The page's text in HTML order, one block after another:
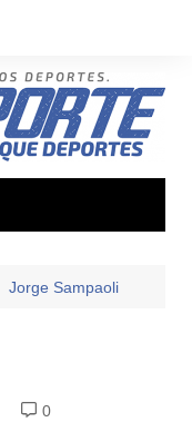
Jorge Sampaoli
0